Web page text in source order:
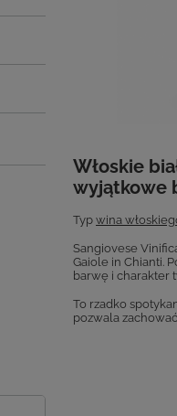
Włoskie
wyjątkowe
Typ wina
Sangiovese
Gaiole in Chianti.
barwę i charakter
To rzadko
pozwala